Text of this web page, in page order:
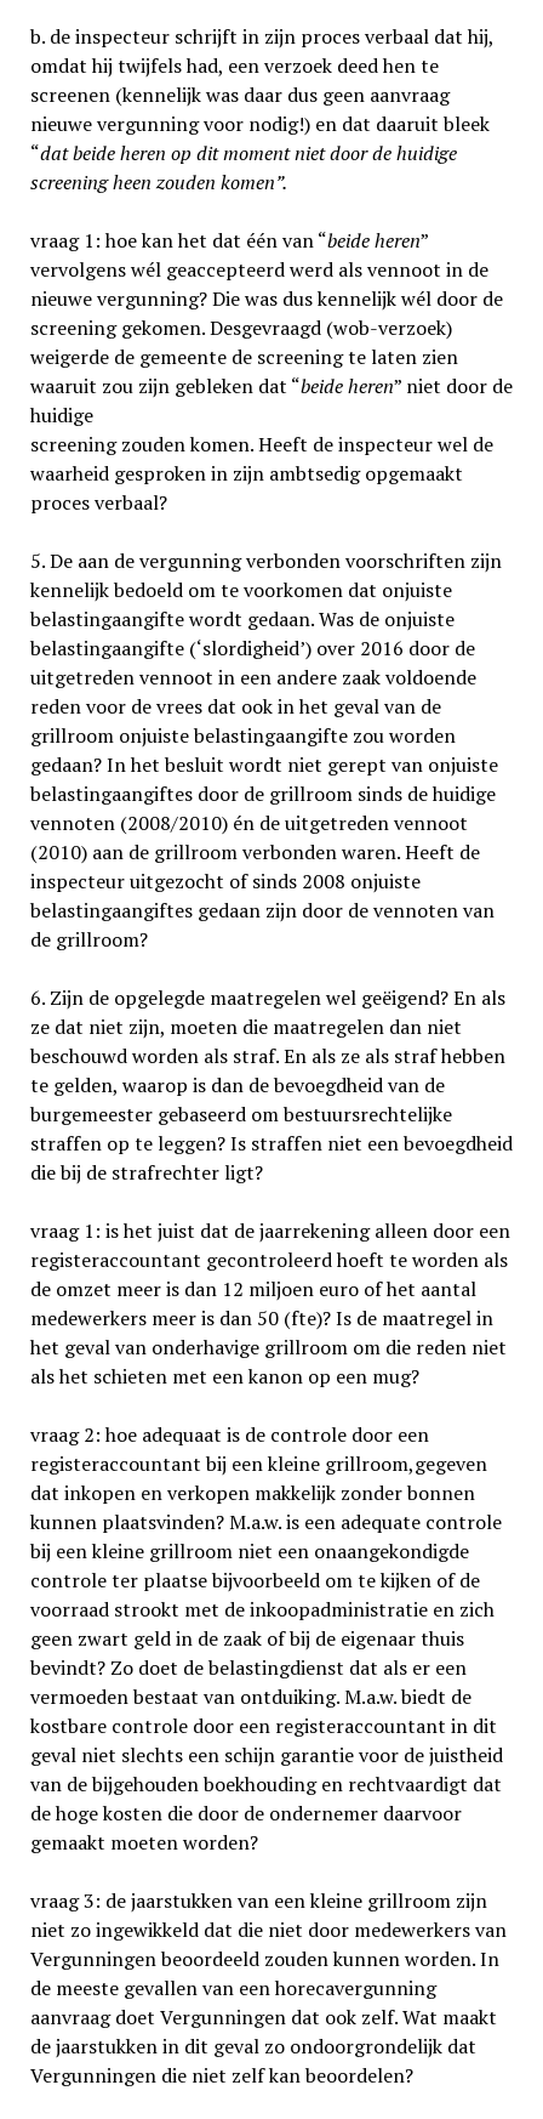
b. de inspecteur schrijft in zijn proces verbaal dat hij,
omdat hij twijfels had, een verzoek deed hen te
screenen (kennelijk was daar dus geen aanvraag
nieuwe vergunning voor nodig!) en dat daaruit bleek
“dat beide heren op dit moment niet door de huidige
screening heen zouden komen”.
vraag 1: hoe kan het dat één van “beide heren”
vervolgens wél geaccepteerd werd als vennoot in de
nieuwe vergunning? Die was dus kennelijk wél door de
screening gekomen. Desgevraagd (wob-verzoek)
weigerde de gemeente de screening te laten zien
waaruit zou zijn gebleken dat “beide heren” niet door de
huidige
screening zouden komen. Heeft de inspecteur wel de
waarheid gesproken in zijn ambtsedig opgemaakt
proces verbaal?
5. De aan de vergunning verbonden voorschriften zijn
kennelijk bedoeld om te voorkomen dat onjuiste
belastingaangifte wordt gedaan. Was de onjuiste
belastingaangifte (‘slordigheid’) over 2016 door de
uitgetreden vennoot in een andere zaak voldoende
reden voor de vrees dat ook in het geval van de
grillroom onjuiste belastingaangifte zou worden
gedaan? In het besluit wordt niet gerept van onjuiste
belastingaangiftes door de grillroom sinds de huidige
vennoten (2008/2010) én de uitgetreden vennoot
(2010) aan de grillroom verbonden waren. Heeft de
inspecteur uitgezocht of sinds 2008 onjuiste
belasting­aangiftes gedaan zijn door de vennoten van
de grillroom?
6. Zijn de opgelegde maatregelen wel geëigend? En als
ze dat niet zijn, moeten die maat­regelen dan niet
beschouwd worden als straf. En als ze als straf hebben
te gelden, waarop is dan de bevoegdheid van de
burgemeester gebaseerd om bestuursrechtelijke
straffen op te leggen? Is straffen niet een bevoegdheid
die bij de strafrechter ligt?
vraag 1: is het juist dat de jaarrekening alleen door een
registeraccountant gecontroleerd hoeft te worden als
de omzet meer is dan 12 miljoen euro of het aantal
medewer­kers meer is dan 50 (fte)? Is de maatregel in
het geval van onderhavige grillroom om die reden niet
als het schieten met een kanon op een mug?
vraag 2: hoe adequaat is de controle door een
registeraccountant bij een kleine grillroom,gegeven
dat inkopen en verkopen makkelijk zonder bonnen
kunnen plaatsvinden? M.a.w. is een adequate controle
bij een kleine grillroom niet een onaange­kondigde
controle ter plaatse bijvoorbeeld om te kijken of de
voorraad strookt met de inkoopadministratie en zich
geen zwart geld in de zaak of bij de eigenaar thuis
bevindt? Zo doet de belastingdienst dat als er een
vermoeden bestaat van ontdui­king. M.a.w. biedt de
kost­bare controle door een registerac­countant in dit
geval niet slechts een schijn garantie voor de juistheid
van de bijgehouden boekhouding en rechtvaardigt dat
de hoge kosten die door de ondernemer daarvoor
gemaakt moeten worden?
vraag 3: de jaarstukken van een kleine grillroom zijn
niet zo ingewikkeld dat die niet door medewerkers van
Vergunningen beoordeeld zouden kunnen worden. In
de meeste gevallen van een horecavergunning
aanvraag doet Vergunningen dat ook zelf. Wat maakt
de jaarstukken in dit geval zo ondoorgrondelijk dat
Vergunningen die niet zelf kan beoordelen?